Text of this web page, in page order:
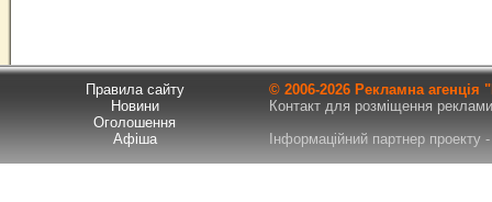
Правила сайту
Новини
Оголошення
Афіша
© 2006-2026 Рекламна
Контакт для розміщення
Інформаційний партнер проекту